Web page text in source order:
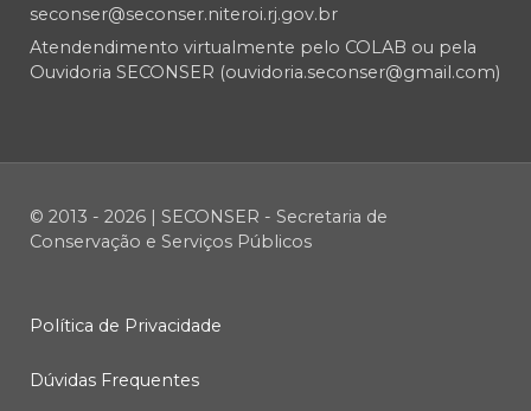
seconser@seconser.niteroi.rj.gov.br
Atendendimento virtualmente pelo COLAB ou pela
Ouvidoria SECONSER (ouvidoria.seconser@gmail.com)
© 2013 - 2026 | SECONSER - Secretaria de
Conservação e Serviços Públicos
Política de Privacidade
Dúvidas Frequentes